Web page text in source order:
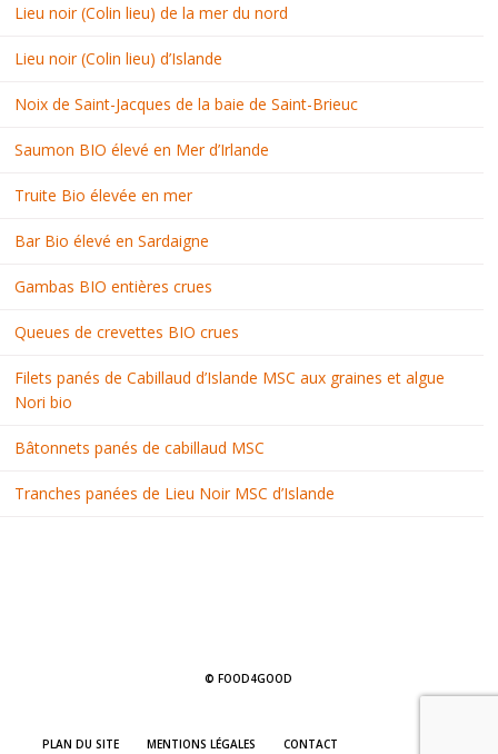
Lieu noir (Colin lieu) de la mer du nord
Lieu noir (Colin lieu) d’Islande
Noix de Saint-Jacques de la baie de Saint-Brieuc
Saumon BIO élevé en Mer d’Irlande
Truite Bio élevée en mer
Bar Bio élevé en Sardaigne
Gambas BIO entières crues
Queues de crevettes BIO crues
Filets panés de Cabillaud d’Islande MSC aux graines et algue
Nori bio
Bâtonnets panés de cabillaud MSC
Tranches panées de Lieu Noir MSC d’Islande
© FOOD4GOOD
PLAN DU SITE MENTIONS LÉGALES CONTACT